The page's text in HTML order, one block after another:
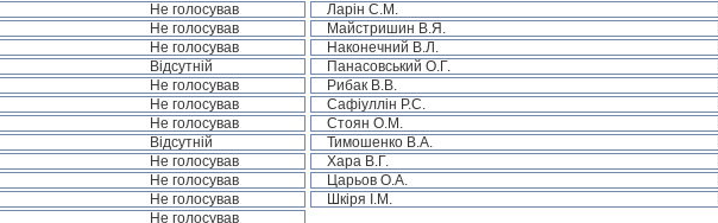
Не голосував Ларін С.М.
Не голосував Майстришин В.Я.
Не голосував Наконечний В.Л.
Відсутній Панасовський О.Г.
Не голосував Рибак В.В.
Не голосував Сафіуллін Р.С.
Не голосував Стоян О.М.
Відсутній Тимошенко В.А.
Не голосував Хара В.Г.
Не голосував Царьов О.А.
Не голосував Шкіря І.М.
Не голосував